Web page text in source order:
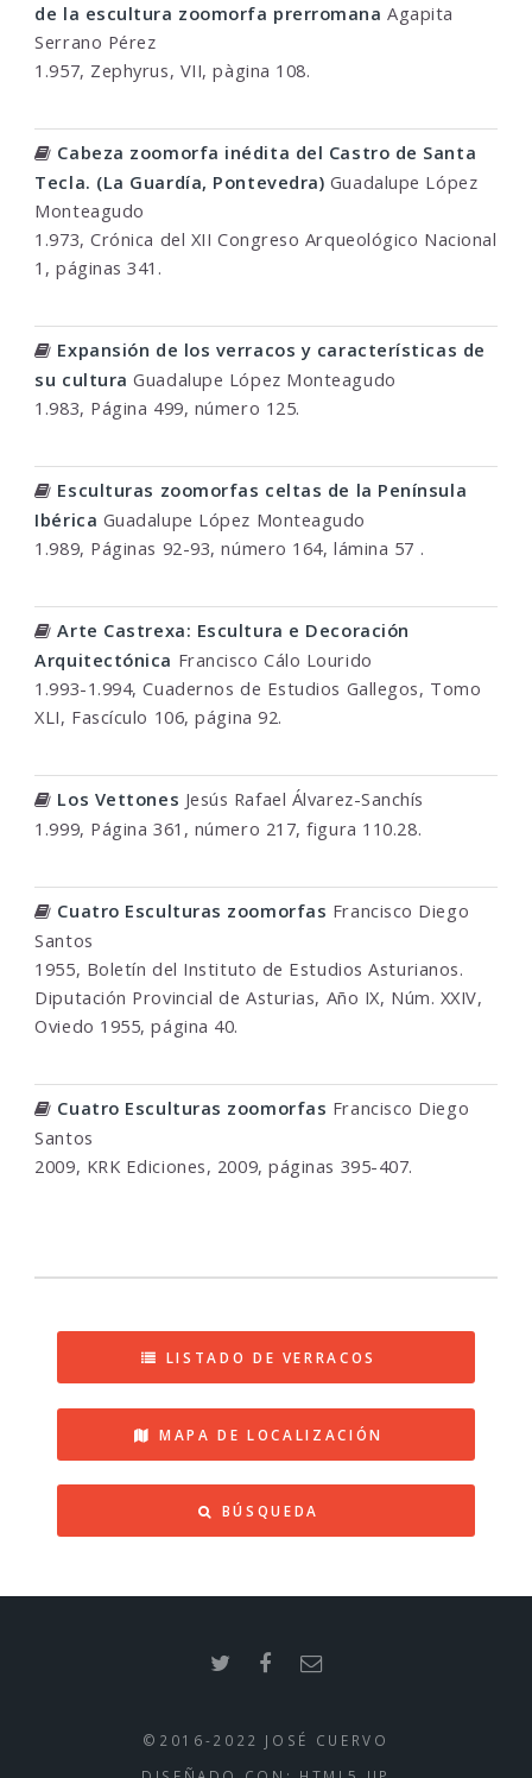
de la escultura zoomorfa prerromana Agapita
Serrano Pérez
1.957, Zephyrus, VII, pàgina 108.
Cabeza zoomorfa inédita del Castro de Santa
Tecla. (La Guardía, Pontevedra) Guadalupe López
Monteagudo
1.973, Crónica del XII Congreso Arqueológico Nacional
1, páginas 341.
Expansión de los verracos y características de
su cultura Guadalupe López Monteagudo
1.983, Página 499, número 125.
Esculturas zoomorfas celtas de la Península
Ibérica Guadalupe López Monteagudo
1.989, Páginas 92-93, número 164, lámina 57 .
Arte Castrexa: Escultura e Decoración
Arquitectónica Francisco Cálo Lourido
1.993-1.994, Cuadernos de Estudios Gallegos, Tomo
XLI, Fascículo 106, página 92.
Los Vettones Jesús Rafael Álvarez-Sanchís
1.999, Página 361, número 217, figura 110.28.
Cuatro Esculturas zoomorfas Francisco Diego
Santos
1955, Boletín del Instituto de Estudios Asturianos.
Diputación Provincial de Asturias, Año IX, Núm. XXIV,
Oviedo 1955, página 40.
Cuatro Esculturas zoomorfas Francisco Diego
Santos
2009, KRK Ediciones, 2009, páginas 395-407.
LISTADO DE VERRACOS
MAPA DE LOCALIZACIÓN
BÚSQUEDA
©2016-2022 JOSÉ CUERVO